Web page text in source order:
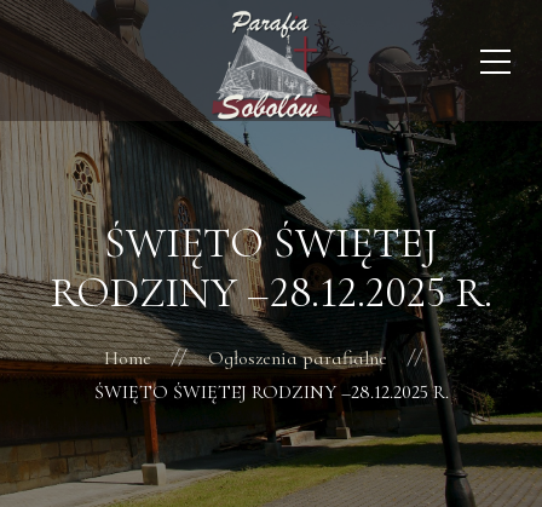
ŚWIĘTO ŚWIĘTEJ
RODZINY –28.12.2025 R.
Home
Ogłoszenia parafialne
ŚWIĘTO ŚWIĘTEJ RODZINY –28.12.2025 R.